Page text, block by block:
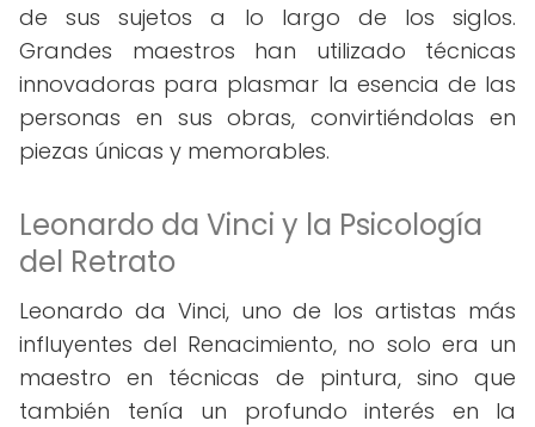
de sus sujetos a lo largo de los siglos.
Grandes maestros han utilizado técnicas
innovadoras para plasmar la esencia de las
personas en sus obras, convirtiéndolas en
piezas únicas y memorables.
Leonardo da Vinci y la Psicología
del Retrato
Leonardo da Vinci, uno de los artistas más
influyentes del Renacimiento, no solo era un
maestro en técnicas de pintura, sino que
también tenía un profundo interés en la